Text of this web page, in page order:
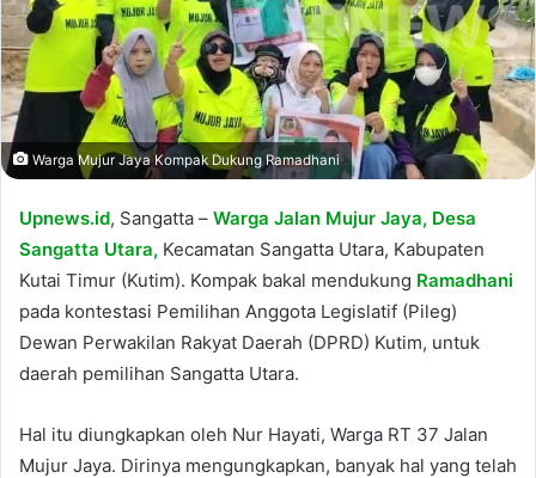
Warga Mujur Jaya Kompak Dukung Ramadhani
Upnews.id, Sangatta – Warga Jalan Mujur Jaya, Desa
Sangatta Utara, Kecamatan Sangatta Utara, Kabupaten
Kutai Timur (Kutim). Kompak bakal mendukung Ramadhani
pada kontestasi Pemilihan Anggota Legislatif (Pileg)
Dewan Perwakilan Rakyat Daerah (DPRD) Kutim, untuk
daerah pemilihan Sangatta Utara.
Hal itu diungkapkan oleh Nur Hayati, Warga RT 37 Jalan
Mujur Jaya. Dirinya mengungkapkan, banyak hal yang telah